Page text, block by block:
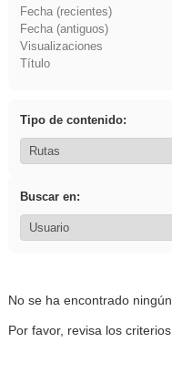
Fecha (recientes)
Fecha (antiguos)
Visualizaciones
Título
Tipo de contenido:
Buscar en:
No se ha encontrado
Por favor, revisa los